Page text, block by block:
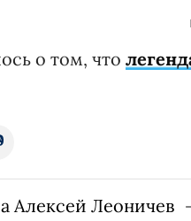
о том, что
Алексей Леоничев